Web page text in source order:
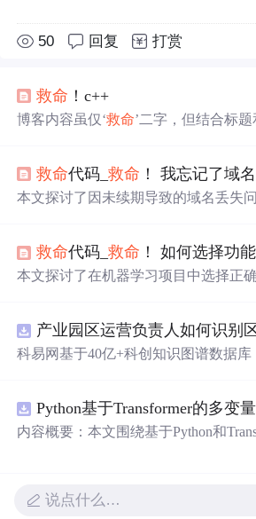
50 回复 打赏
救命 ！c++
博客内容虽仅‘救命’二字，但结合标
救命代码_救命 ！ 我忘记了域名
本文探讨了因未续期导致的域名丢失
施的重要性，包括提前续订域名。
救命代码_救命 ！ 如何选择功能
本文探讨了在机器学习项目中选择正
及它们相对于模型依赖方法的优势。
科易网基于40亿+科创知识图谱数据
新领域的AI+数智化解决方案，推动
智能化发展。
内容概要：本文围绕基于Python和
精度预测模型。为进一步提升预测的
说点什么…